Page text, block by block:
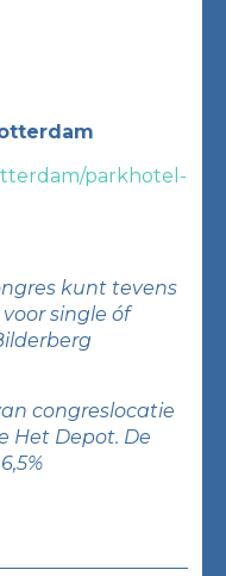
parkhotel-
kunt tevens
single óf
congreslocatie
Het Depot. De